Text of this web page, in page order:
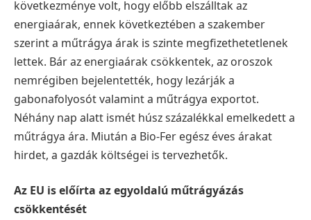
következménye volt, hogy előbb elszálltak az
energiaárak, ennek következtében a szakember
szerinta műtrágya árak is szinte megfizethetetlenek
lettek. Bár az energiaárak csökkentek, az oroszok
nemrégiben bejelentették, hogy lezárják a
gabonafolyosót valamint a műtrágya exportot.
Néhány nap alatt ismét húsz százalékkal emelkedett a
műtrágya ára. Miután a Bio-Fer egész éves árakat
hirdet, a gazdák költségei is tervezhetők.
Az EU is előírta az egyoldalú műtrágyázás
csökkentését